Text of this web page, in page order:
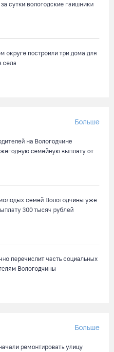
трамваев
велосипедиста
сутки вологодские гаишники
округе построили три дома для
села
Больше
на Вологодчине
семейную выплату от
семей Вологодчины уже
300 тысяч рублей
перечислит часть социальных
Вологодчины
Больше
ремонтировать улицу